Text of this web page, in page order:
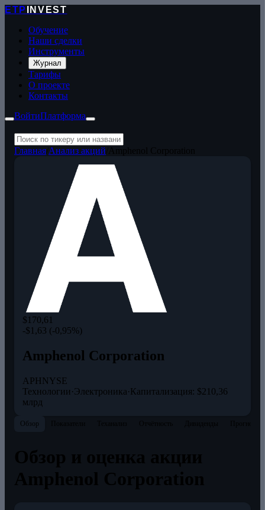
ETP
INVEST
Обучение
Наши сделки
Инструменты
Журнал
Тарифы
О проекте
Контакты
ВойтиПлатформа
Главная Анализ акций
$170,61
-$1,63 (-0,95%)
Amphenol Corporation
APHNYSE
Технологии·Электроника·Капитализация: $210,36
млрд
Обзор